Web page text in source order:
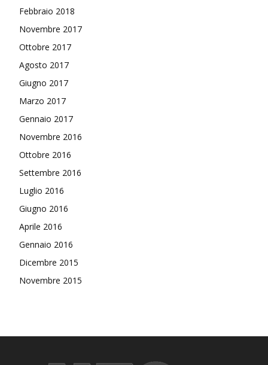
Febbraio 2018
Novembre 2017
Ottobre 2017
Agosto 2017
Giugno 2017
Marzo 2017
Gennaio 2017
Novembre 2016
Ottobre 2016
Settembre 2016
Luglio 2016
Giugno 2016
Aprile 2016
Gennaio 2016
Dicembre 2015
Novembre 2015